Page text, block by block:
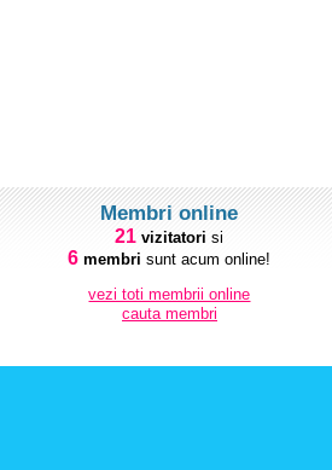
Membri online
21 vizitatori si
6 membri sunt acum online!
vezi toti membrii online
cauta membri